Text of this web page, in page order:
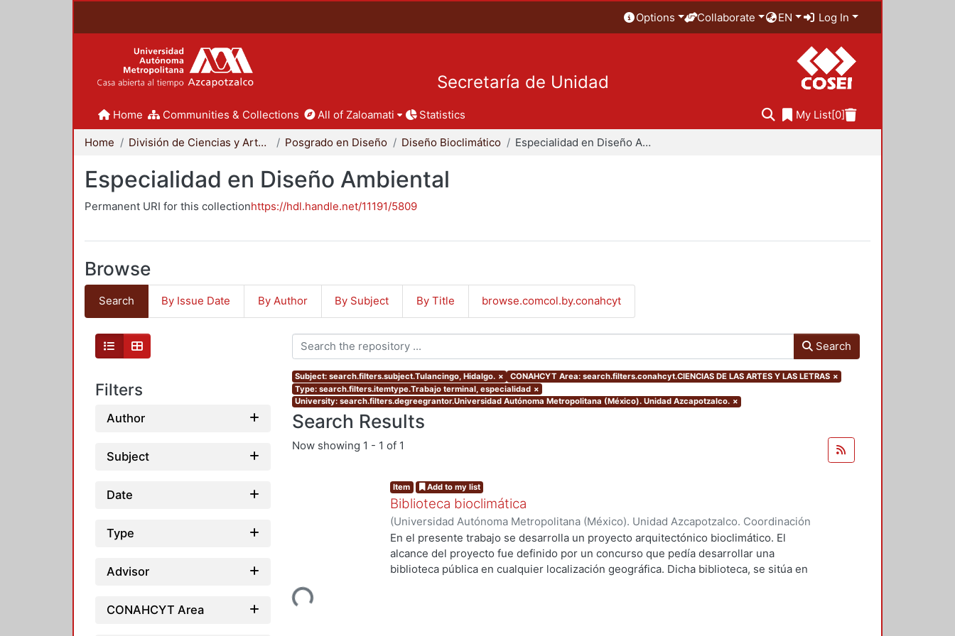
Options Collaborate EN Log In
Secretaría de Unidad
Home Communities & Collections All of Zaloamati Statistics My List[0]
Home División de Ciencias y Artes para el Diseño Posgrado en Diseño Diseño Bioclimático Especialidad en Diseño Ambiental
Especialidad en Diseño Ambiental
Permanent URI for this collectionhttps://hdl.handle.net/11191/5809
Browse
Search By Issue Date By Author By Subject By Title browse.comcol.by.conahcyt
Filters
Author
Subject
Date
Type
Advisor
CONAHCYT Area
Search
Subject: search.filters.subject.Tulancingo, Hidalgo. × CONAHCYT Area: search.filters.conahcyt.CIENCIAS DE LAS ARTES Y LAS LETRAS ×
Type: search.filters.itemtype.Trabajo terminal, especialidad ×
University: search.filters.degreegrantor.Universidad Autónoma Metropolitana (México). Unidad Azcapotzalco. ×
Search Results
Now showing 1 - 1 of 1
Loading...
Item Add to my list
Biblioteca bioclimática
(Universidad Autónoma Metropolitana (México). Unidad Azcapotzalco. Coordinación
de Servicios de Información.,2013-08) Pérez Castro, Verónica
En el presente trabajo se desarrolla un proyecto arquitectónico bioclimático. El
alcance del proyecto fue definido por un concurso que pedía desarrollar una
biblioteca pública en cualquier localización geográfica. Dicha biblioteca, se sitúa en